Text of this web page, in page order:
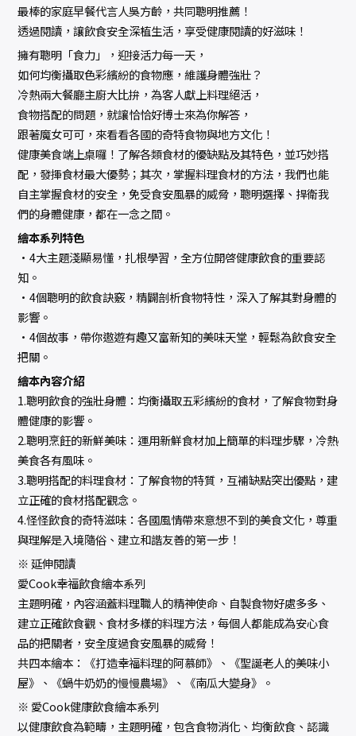
最棒的家庭早餐代言人吳方齡，共同聰明推薦！
透過閱讀，讓飲食安全深植生活，享受健康閱讀的好滋味！
擁有聰明「食力」，迎接活力每一天，
如何均衡攝取色彩繽紛的食物應，維護身體強壯？
冷熱兩大餐廳主廚大比拚，為客人獻上料理絕活，
食物搭配的問題，就讓恰恰好博士來為你解答，
跟著魔女可可，來看看各國的奇特食物與地方文化！
健康美食端上桌囉！了解各類食材的優缺點及其特色，並巧妙搭
配，發揮食材最大優勢；其次，掌握料理食材的方法，我們也能
自主掌握食材的安全，免受食安風暴的威脅，聰明選擇、捍衛我
們的身體健康，都在一念之間。
繪本系列特色
•4大主題淺顯易懂，扎根學習，全方位開啓健康飲食的重要認
知。
•4個聰明的飲食訣竅，精闢剖析食物特性，深入了解其對身體的
影響。
•4個故事，帶你遨遊有趣又富新知的美味天堂，輕鬆為飲食安全
把關。
繪本內容介紹
1.聰明飲食的強壯身體：均衡攝取五彩繽紛的食材，了解食物對身
體健康的影響。
2.聰明烹飪的新鮮美味：運用新鮮食材加上簡單的料理步驟，冷熱
美食各有風味。
3.聰明搭配的料理食材：了解食物的特質，互補缺點突出優點，建
立正確的食材搭配觀念。
4.怪怪飲食的奇特滋味：各國風情帶來意想不到的美食文化，尊重
與理解是入境隨俗、建立和諧友善的第一步！
※ 延伸閱讀
愛Cook幸福飲食繪本系列
主題明確，內容涵蓋料理職人的精神使命、自製食物好處多多、
建立正確飲食觀、食材多樣的料理方法，每個人都能成為安心食
品的把關者，安全度過食安風暴的威脅！
共四本繪本：《打造幸福料理的阿慕師》、《聖誕老人的美味小
屋》、《蝸牛奶奶的慢慢農場》、《南瓜大變身》。
※ 愛Cook健康飲食繪本系列
以健康飲食為範疇，主題明確，包含食物消化、均衡飲食、認識